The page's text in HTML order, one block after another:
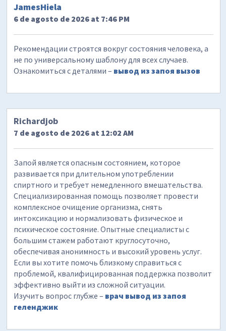
JamesHiela
6 de agosto de 2026 at 7:46 PM
Рекомендации строятся вокруг состояния человека, а
не по универсальному шаблону для всех случаев.
Ознакомиться с деталями – вывод из запоя вызов
Richardjob
7 de agosto de 2026 at 12:02 AM
Запой является опасным состоянием, которое
развивается при длительном употреблении
спиртного и требует немедленного вмешательства.
Специализированная помощь позволяет провести
комплексное очищение организма, снять
интоксикацию и нормализовать физическое и
психическое состояние. Опытные специалисты с
большим стажем работают круглосуточно,
обеспечивая анонимность и высокий уровень услуг.
Если вы хотите помочь близкому справиться с
проблемой, квалифицированная поддержка позволит
эффективно выйти из сложной ситуации.
Изучить вопрос глубже – врач вывод из запоя
геленджик